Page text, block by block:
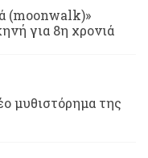
(moonwalk)»
για 8η χρονιά
μυθιστόρημα της